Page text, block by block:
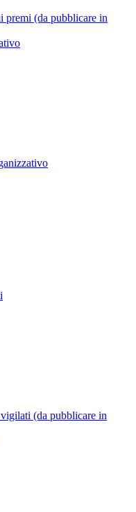
premi (da pubblicare in
(da pubblicare in